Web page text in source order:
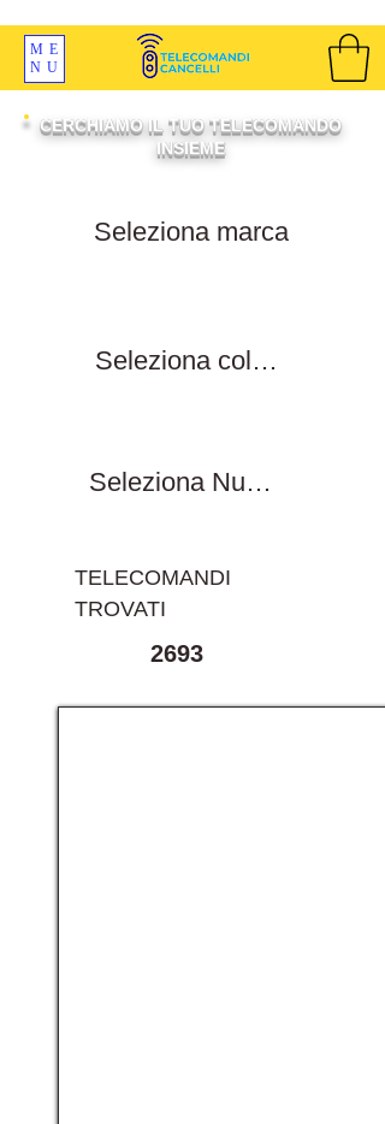
ME
NU
CERCHIAMO IL TUO TELECOMANDO
INSIEME
TELECOMANDI
TROVATI
2693